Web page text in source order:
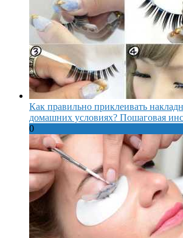
Как правильно приклеивать
домашних условиях? Пошаговая
0